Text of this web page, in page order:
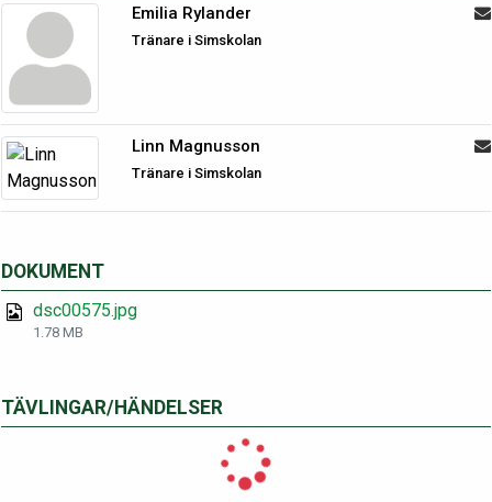
Emilia Rylander
Tränare i Simskolan
Linn Magnusson
Tränare i Simskolan
DOKUMENT
dsc00575.jpg
1.78 MB
TÄVLINGAR/HÄNDELSER